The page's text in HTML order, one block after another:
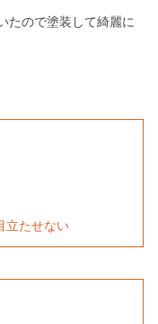
たので塗装して綺麗に
立たせない